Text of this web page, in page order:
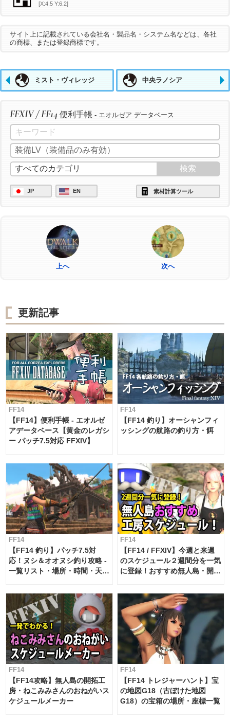
[X:4.5 Y:6.2]
サイト上に記載されている会社名・製品名・システム名などは、各社
の商標、または登録商標です。
ミスト・ヴィレッジ 中央ラノシア
FFXIV / FF14 便利手帳 - エオルゼア データベース
JP EN 素材計算ツール
上へ 次へ
更新記事
FF14
【FF14】便利手帳 - エオルゼ
アデータベース【黄金のレガシ
ー パッチ7.5対応 FFXIV】
FF14
【FF14 釣り】オーシャンフィ
ッシングの航路の釣り方・餌
FF14
【FF14 釣り】パッチ7.5対
応！ヌシ＆オオヌシ釣り攻略 -
一覧リスト・場所・時間・天
FF14
【FF14 / FFXIV】今週と来週
のスケジュール２週間分を一気
に登録！おすすめ無人島・開拓
FF14
【FF14攻略】無人島の開拓工
房・ねこみみさんのおねがいス
ケジュールメーカー
FF14
【FF14 トレジャーハント】宝
の地図G18（古ぼけた地図
G18）の宝箱の場所・座標一覧